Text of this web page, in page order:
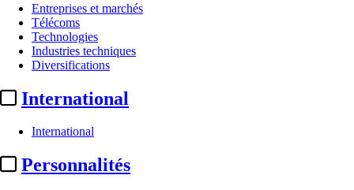
Entreprises et marchés
Télécoms
Technologies
Industries techniques
Diversifications
International
International
Personnalités